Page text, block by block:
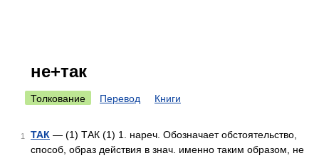
не+так
Толкование Перевод Книги
1 ТАК — (1) ТАК (1) 1. нареч. Обозначает обстоятельство,
способ, образ действия в знач. именно таким образом, не